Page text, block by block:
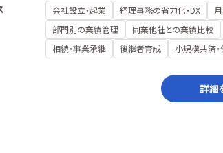
会社設立・起業 経理事務の省力化・DX
部門別の業績管理
同業他社との業績比較
相続・事業承継
後継者育成 小規模共済
詳細